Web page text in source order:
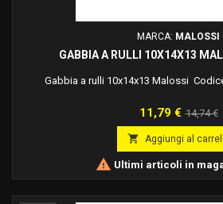
MARCA: MALOSSI
GABBIA A RULLI 10X14X13
Gabbia a rulli 10x14x13 Malossi
Prezzo
11,79 € Prezzo
base
14,74 €
 Aggiungi al
 Ultimi articoli in